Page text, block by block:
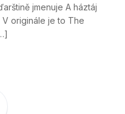
jmenuje A háztáj
V originále je to The